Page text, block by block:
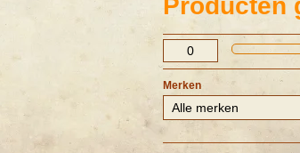
Producten
Merken